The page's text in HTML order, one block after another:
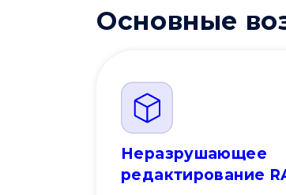
Основные
Неразрушающее
редактирование